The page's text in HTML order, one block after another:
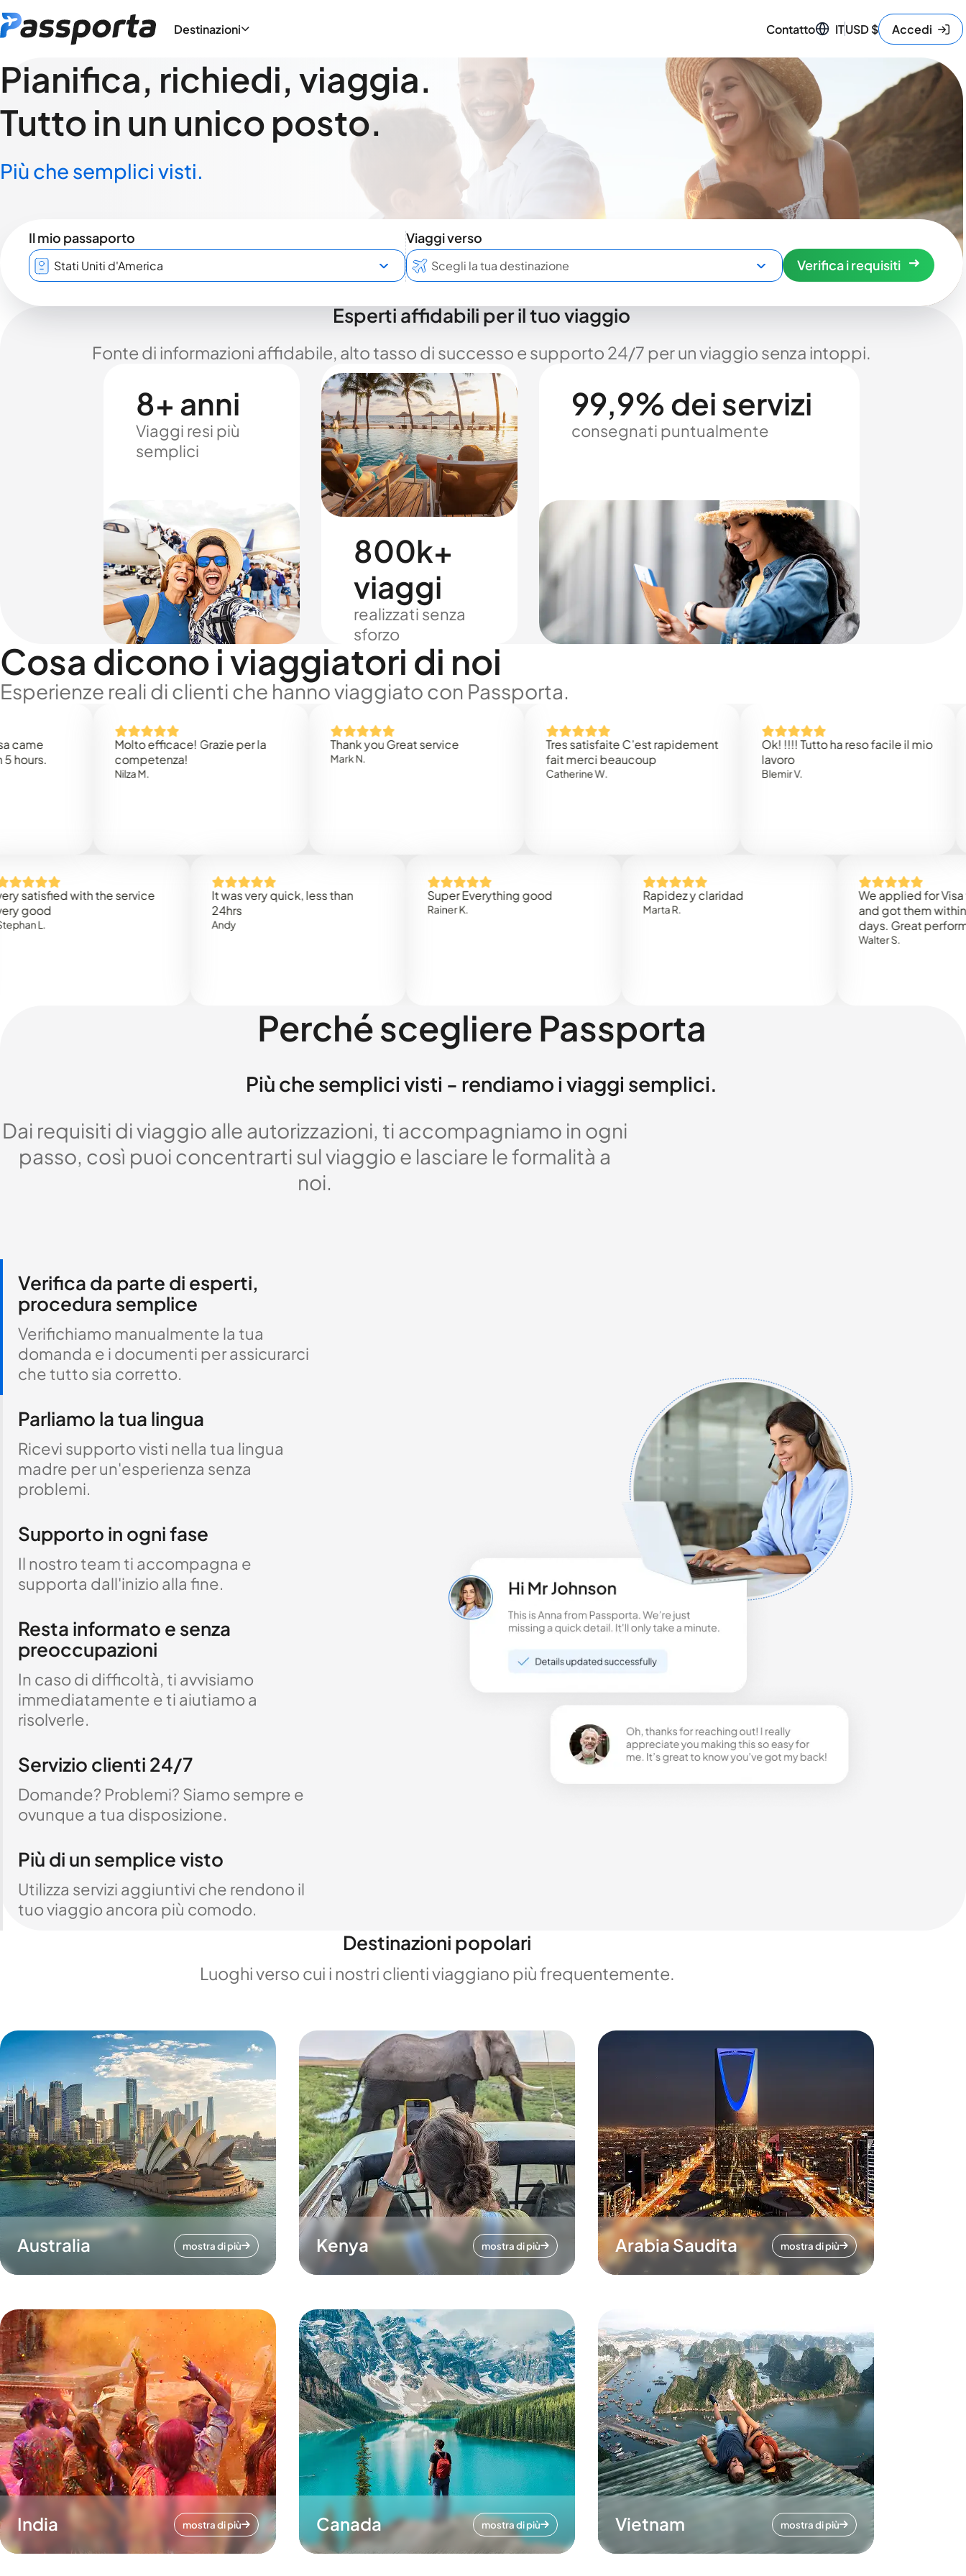
Destinazioni Contatto ITUSD$ Accedi
Pianifica, richiedi, viaggia.
Tutto in un unico posto.
Più che semplici visti.
Il mio passaporto
Viaggi verso
Verifica i requisiti
Esperti affidabili per il tuo viaggio
Fonte di informazioni affidabile, alto tasso di successo e supporto 24/7 per un viaggio senza intoppi.
8+ anni
Viaggi resi più
semplici
800k+
viaggi
realizzati senza
sforzo
99,9% dei servizi
consegnati puntualmente
Cosa dicono i viaggiatori di noi
Esperienze reali di clienti che hanno viaggiato con Passporta.
Molto efficace! Grazie per la
competenza!
Thank you Great service
Tres satisfaite C’est rapidement
fait merci beaucoup
Catherine W.
Ok! !!!! Tutto ha reso facile il mio
Blemir V.
with the service
It was very quick, less than
Super Everything good
Rainer K.
Rapidez y claridad
Marta R.
We applied for Visa to
and got them within 3
days. Great performance!
Walter S.
Perché scegliere Passporta
Più che semplici visti - rendiamo i viaggi semplici.
Dai requisiti di viaggio alle autorizzazioni, ti accompagniamo in ogni
passo, così puoi concentrarti sul viaggio e lasciare le formalità a
noi.
Verifica da parte di esperti,
procedura semplice
Verifichiamo manualmente la tua
domanda e i documenti per assicurarci
che tutto sia corretto.
Parliamo la tua lingua
Ricevi supporto visti nella tua lingua
madre per un'esperienza senza
problemi.
Supporto in ogni fase
Il nostro team ti accompagna e
supporta dall'inizio alla fine.
Resta informato e senza
preoccupazioni
In caso di difficoltà, ti avvisiamo
immediatamente e ti aiutiamo a
risolverle.
Servizio clienti 24/7
Domande? Problemi? Siamo sempre e
ovunque a tua disposizione.
Più di un semplice visto
Utilizza servizi aggiuntivi che rendono il
tuo viaggio ancora più comodo.
Destinazioni popolari
Luoghi verso cui i nostri clienti viaggiano più frequentemente.
Australia mostra di più Kenya mostra di più Arabia Saudita mostra di più
India mostra di più Canada mostra di più Vietnam mostra di più